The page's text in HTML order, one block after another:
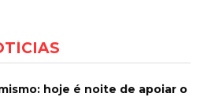
hoje é noite de apoiar o